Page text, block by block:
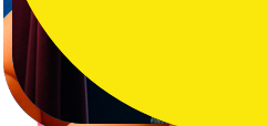
Solo tendrás que abonar 3,5€ por
llevar un acompañante a precio
Comprar ABONOTEATRO